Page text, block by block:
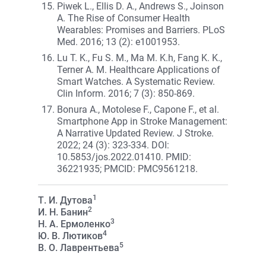
Piwek L., Ellis D. A., Andrews S., Joinson
A. The Rise of Consumer Health
Wearables: Promises and Barriers. PLoS
Med. 2016; 13 (2): e1001953.
Lu T. K., Fu S. M., Ma M. K.h, Fang K. K.,
Terner A. M. Healthcare Applications of
Smart Watches. A Systematic Review.
Clin Inform. 2016; 7 (3): 850-869.
Bonura A., Motolese F., Capone F., et al.
Smartphone App in Stroke Management:
A Narrative Updated Review. J Stroke.
2022; 24 (3): 323-334. DOI:
10.5853/jos.2022.01410. PMID:
36221935; PMCID: PMC9561218.
Т. И. Дутова1
И. Н. Банин2
Н. А. Ермоленко3
Ю. В. Лютиков4
В. О. Лаврентьева5